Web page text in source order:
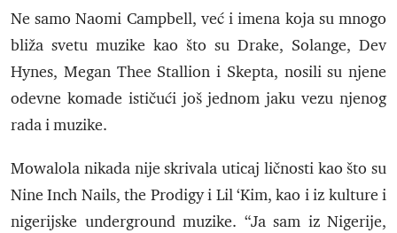
Ne samo Naomi Campbell, već i imena koja su mnogo
bliža svetu muzike kao što su Drake, Solange, Dev
Hynes, Megan Thee Stallion i Skepta, nosili su njene
odevne komade ističući još jednom jaku vezu njenog
rada i muzike.
Mowalola nikada nije skrivala uticaj ličnosti kao što su
Nine Inch Nails, the Prodigy i Lil ‘Kim, kao i iz kulture i
nigerijske underground muzike. “Ja sam iz Nigerije,